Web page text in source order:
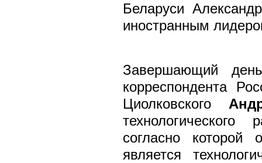
Беларуси
иностранным
Завершающий
корреспондента
Циолковского
согласно которой
является